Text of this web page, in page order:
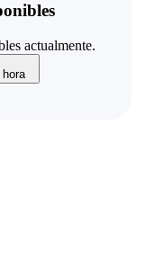
actualmente.